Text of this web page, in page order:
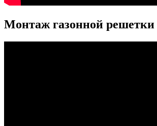
Монтаж газонной решетки